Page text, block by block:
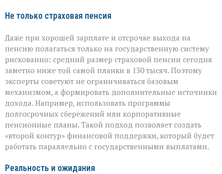
Не только страховая пенсия
Даже при хорошей зарплате и отсрочке выхода на
пенсию полагаться только на государственную систему
рискованно: средний размер страховой пенсии сегодня
заметно ниже той самой планки в 130 тысяч. Поэтому
эксперты советуют не ограничиваться базовым
механизмом, а формировать дополнительные источники
дохода. Например, использовать программы
долгосрочных сбережений или корпоративные
пенсионные планы. Такой подход позволяет создать
«второй контур» финансовой поддержки, который будет
работать параллельно с государственными выплатами.
Реальность и ожидания